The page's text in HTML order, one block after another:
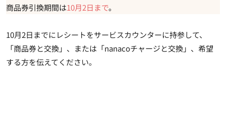
商品券引換期間は10月2日まで。
10月2日までにレシートをサービスカウンターに持参して、
「商品券と交換」、または「nanacoチャージと交換」、希望
する方を伝えてください。